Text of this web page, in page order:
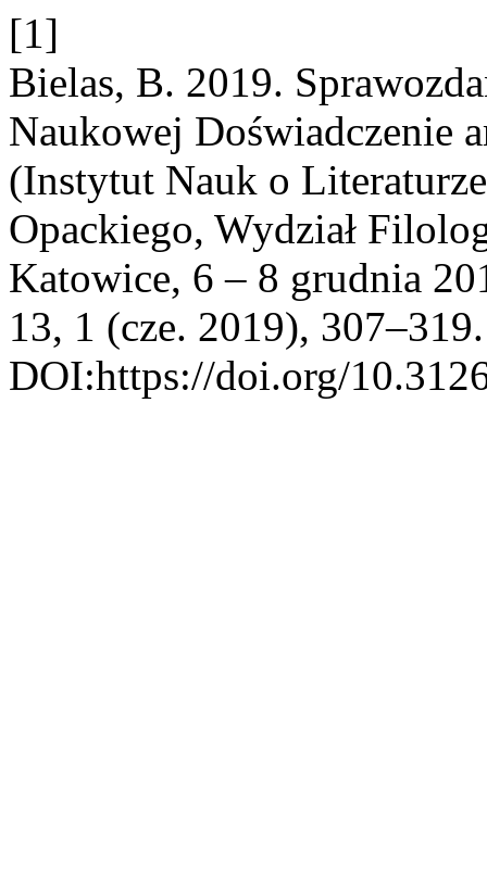
[1]
Bielas, B. 2019.
Naukowej Doświadczenie
(Instytut Nauk o
Opackiego, Wydział
Katowice, 6 – 8 grudnia
13, 1 (cze. 2019), 307–319.
DOI:https://doi.org/